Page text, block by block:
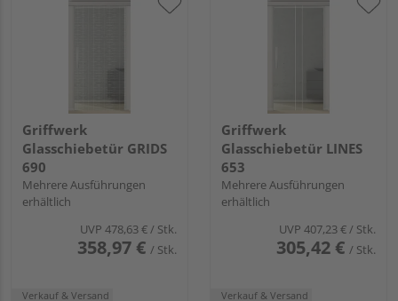
Griffwerk
Glasschiebetür GRIDS
690
Mehrere Ausführungen
erhältlich
UVP 478,63 €/ Stk.
358,97 € / Stk.
Verkauf & Versand
Griffwerk
Glasschiebetür LINES
653
Mehrere Ausführungen
erhältlich
UVP 407,23 €/ Stk.
305,42 € / Stk.
Verkauf & Versand